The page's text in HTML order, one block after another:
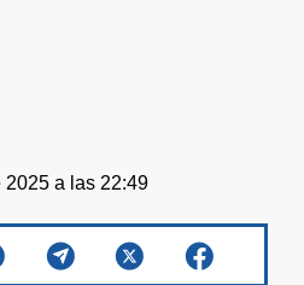
2025 a las 22:49